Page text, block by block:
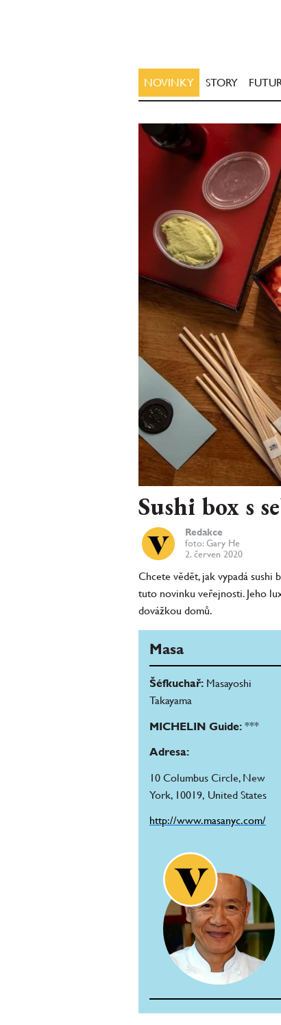
NOVINKY STORY
Sushi box s
Redakce
foto: Gary He
2. červen 2020
Chcete vědět, jak vypadá sushi
tuto novinku veřejnosti. Jeho
dovážkou domů.
Masa
Šéfkuchař: Masayoshi
Takayama
MICHELIN Guide: ***
Adresa:
10 Columbus Circle, New
York, 10019, United States
http://www.masanyc.com/